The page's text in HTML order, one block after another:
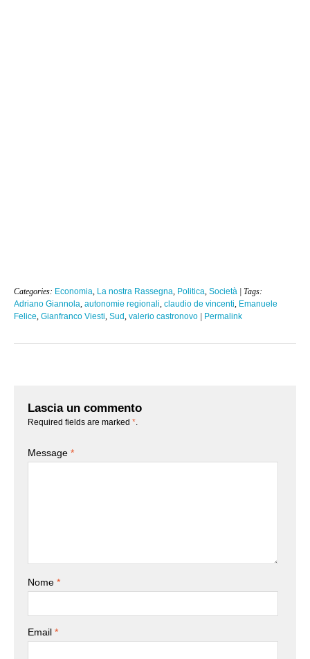
Categories: Economia La nostra Rassegna Politica Società | Tags:
Adriano Giannola autonomie regionali claudio de vincenti Emanuele
Felice Gianfranco Viesti Sud valerio castronovo | Permalink
Lascia un commento
Required fields are marked *
Message *
Nome *
Email *